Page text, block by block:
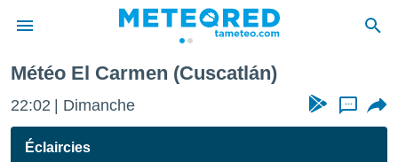
de
Météo El Carmen (Cuscatlán)
22:02 Dimanche ...
Éclaircies